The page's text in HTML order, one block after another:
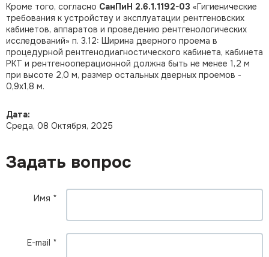
Кроме того, согласно СанПиН 2.6.1.1192-03 «Гигиенические
требования к устройству и эксплуатации рентгеновских
кабинетов, аппаратов и проведению рентгенологических
исследований» п. 3.12: Ширина дверного проема в
процедурной рентгенодиагностического кабинета, кабинета
РКТ и рентгенооперационной должна быть не менее 1,2 м
при высоте 2,0 м, размер остальных дверных проемов -
0,9х1,8 м.
Дата:
Среда, 08 Октября, 2025
Задать вопрос
Имя *
E-mail *